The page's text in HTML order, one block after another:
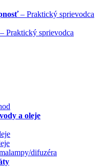
– Praktický sprievodca
– Praktický sprievodca
a oleje
difuzéra